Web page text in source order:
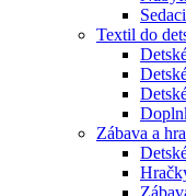
Textil do
Zábava a